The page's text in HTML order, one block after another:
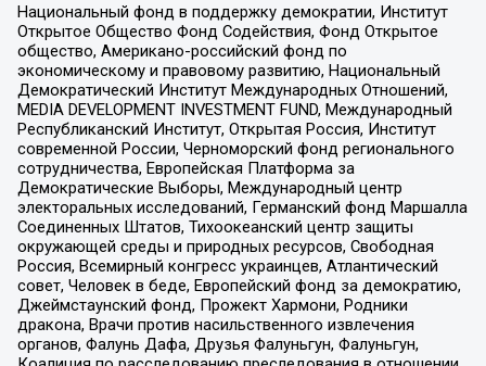
Национальный фонд в поддержку демократии, Институт
Открытое Общество Фонд Содействия, Фонд Открытое
общество, Американо-российский фонд по
экономическому и правовому развитию, Национальный
Демократический Институт Международных Отношений,
MEDIA DEVELOPMENT INVESTMENT FUND, Международный
Республиканский Институт, Открытая Россия, Институт
современной России, Черноморский фонд регионального
сотрудничества, Европейская Платформа за
Демократические Выборы, Международный центр
электоральных исследований, Германский фонд Маршалла
Соединенных Штатов, Тихоокеанский центр защиты
окружающей среды и природных ресурсов, Свободная
Россия, Всемирный конгресс украинцев, Атлантический
совет, Человек в беде, Европейский фонд за демократию,
Джеймстаунский фонд, Прожект Хармони, Родники
дракона, Врачи против насильственного извлечения
органов, Фалунь Дафа, Друзья Фалуньгун, Фалуньгун,